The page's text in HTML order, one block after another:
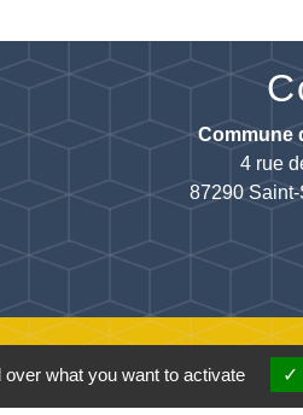
Commune
4 rue
87290
légales - Politique de
what you want to activate